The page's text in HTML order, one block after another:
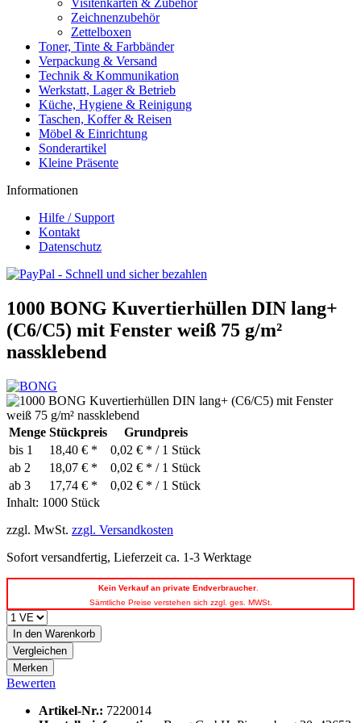
Visitenkarten & Zubehör
Zeichnenzubehör
Zettelboxen
Toner, Tinte & Farbbänder
Verpackung & Versand
Technik & Kommunikation
Werkstatt, Lager & Betrieb
Küche, Hygiene & Reinigung
Taschen, Koffer & Reisen
Möbel & Einrichtung
Sonderartikel
Kleine Präsente
Informationen
Hilfe / Support
Kontakt
Datenschutz
1000 BONG Kuvertierhüllen DIN lang+
(C6/C5) mit Fenster weiß 75 g/m²
nassklebend
Menge Stückpreis
Grundpreis
bis 1 18,40 € *
0,02 € * / 1 Stück
ab 2 18,07 € *
0,02 € * / 1 Stück
ab 3 17,74 € *
0,02 € * / 1 Stück
Inhalt: 1000 Stück
zzgl. MwSt. zzgl. Versandkosten
Sofort versandfertig, Lieferzeit ca. 1-3 Werktage
Kein Verkauf an private Endverbraucher.
Sämtliche Preise verstehen sich zzgl. ges. MWSt.
In den Warenkorb
Vergleichen
Merken
Bewerten
Artikel-Nr.: 7220014